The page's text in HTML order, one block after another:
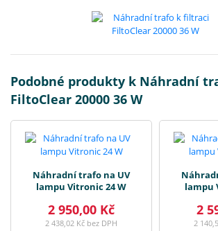
Podobné produkty k Náhradní
FiltoClear 20000 36 W
Náhradní trafo na UV
lampu Vitronic 24 W
2 950,00 Kč
2 438,02 Kč bez DPH
lampu
2
2